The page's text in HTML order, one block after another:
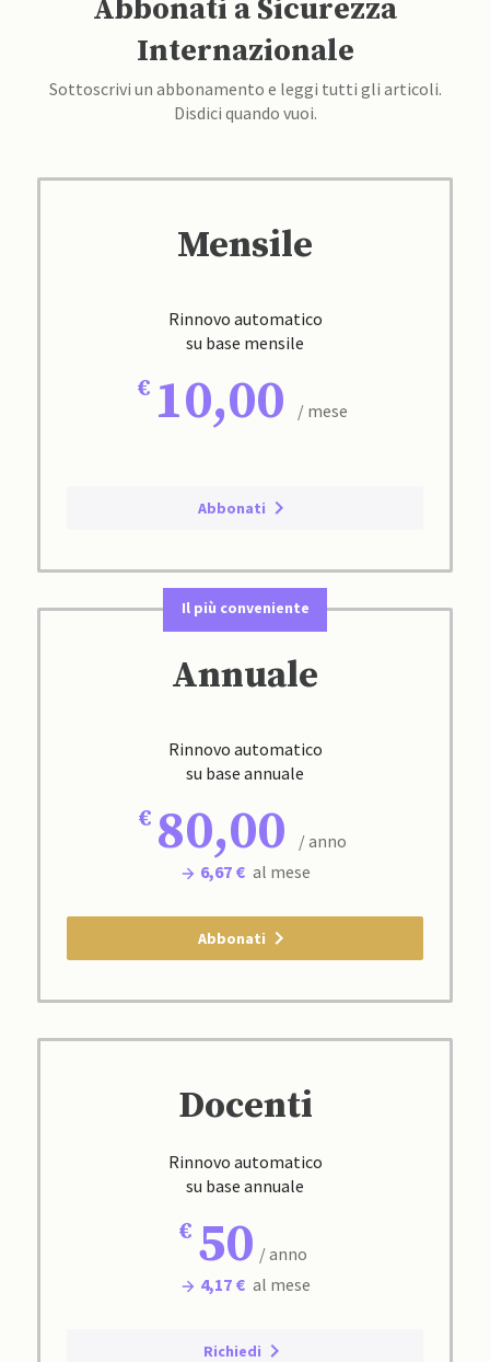
Abbonati a Sicurezza
Internazionale
Sottoscrivi un abbonamento e leggi tutti gli articoli.
Disdici quando vuoi.
Mensile
Rinnovo automatico
su base mensile
10,00 / mese
Abbonati
Il più conveniente
Annuale
Rinnovo automatico
su base annuale
80,00
/ anno
6,67 € al mese
Abbonati
Docenti
Rinnovo automatico
su base annuale
50 / anno
4,17 € al mese
Richiedi